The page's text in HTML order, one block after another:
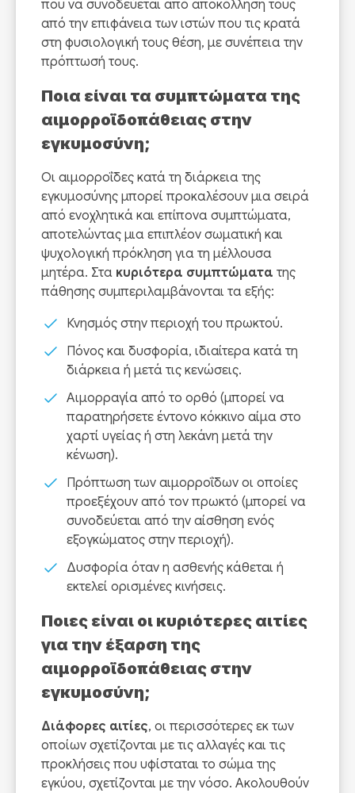
που να συνοδεύεται από αποκόλληση τους
από την επιφάνεια των ιστών που τις κρατά
στη φυσιολογική τους θέση, με συνέπεια την
πρόπτωσή τους.
Ποια είναι τα συμπτώματα της
αιμορροϊδοπάθειας στην
εγκυμοσύνη;
Οι αιμορροΐδες κατά τη διάρκεια της
εγκυμοσύνης μπορεί προκαλέσουν μια σειρά
από ενοχλητικά και επίπονα συμπτώματα,
αποτελώντας μια επιπλέον σωματική και
ψυχολογική πρόκληση για τη μέλλουσα
μητέρα. Στα κυριότερα συμπτώματα της
πάθησης συμπεριλαμβάνονται τα εξής:
Κνησμός στην περιοχή του πρωκτού.
Πόνος και δυσφορία, ιδιαίτερα κατά τη
διάρκεια ή μετά τις κενώσεις.
Αιμορραγία από το ορθό (μπορεί να
παρατηρήσετε έντονο κόκκινο αίμα στο
χαρτί υγείας ή στη λεκάνη μετά την
κένωση).
Πρόπτωση των αιμορροΐδων οι οποίες
προεξέχουν από τον πρωκτό (μπορεί να
συνοδεύεται από την αίσθηση ενός
εξογκώματος στην περιοχή).
Δυσφορία όταν η ασθενής κάθεται ή
εκτελεί ορισμένες κινήσεις.
Ποιες είναι οι κυριότερες αιτίες
για την έξαρση της
αιμορροϊδοπάθειας στην
εγκυμοσύνη;
Διάφορες αιτίες, οι περισσότερες εκ των
οποίων σχετίζονται με τις αλλαγές και τις
προκλήσεις που υφίσταται το σώμα της
εγκύου, σχετίζονται με την νόσο. Ακολουθούν